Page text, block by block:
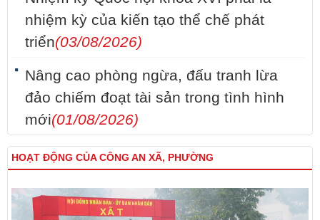
nhiệm kỳ của kiến tạo thể chế phát
triển(03/08/2026)
Nâng cao phòng ngừa, đấu tranh lừa
đảo chiếm đoạt tài sản trong tình hình
mới(01/08/2026)
HOẠT ĐỘNG CỦA CÔNG AN XÃ, PHƯỜNG